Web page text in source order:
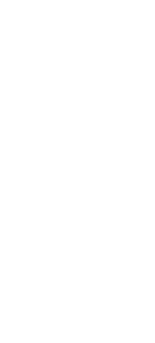
de Van Nie Antiquairs